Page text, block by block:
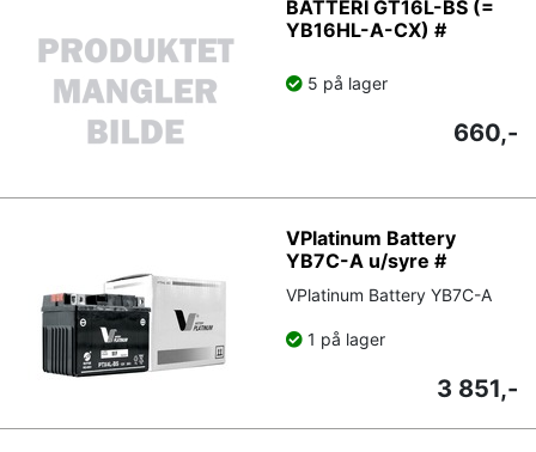
BATTERI GT16L-BS (=
YB16HL-A-CX) #
5 på lager
660,-
VPlatinum Battery
YB7C-A u/syre #
VPlatinum Battery YB7C-A
1 på lager
3 851,-